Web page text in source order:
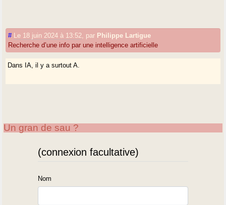
# Le 18 juin 2024 à 13:52 par Philippe Lartigue
Recherche d’une info par une intelligence artificielle
Dans IA, il y a surtout A.
Un gran de sau ?
(connexion facultative)
Nom